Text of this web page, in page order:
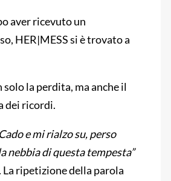
aver ricevuto un
HER|MESS si è trovato a
la perdita, ma anche il
dei ricordi.
e mi rialzo su, perso
nebbia di questa tempesta”
ripetizione della parola